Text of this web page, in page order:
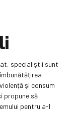
specialiștii sunt
și consum
propune să
pentru a-l